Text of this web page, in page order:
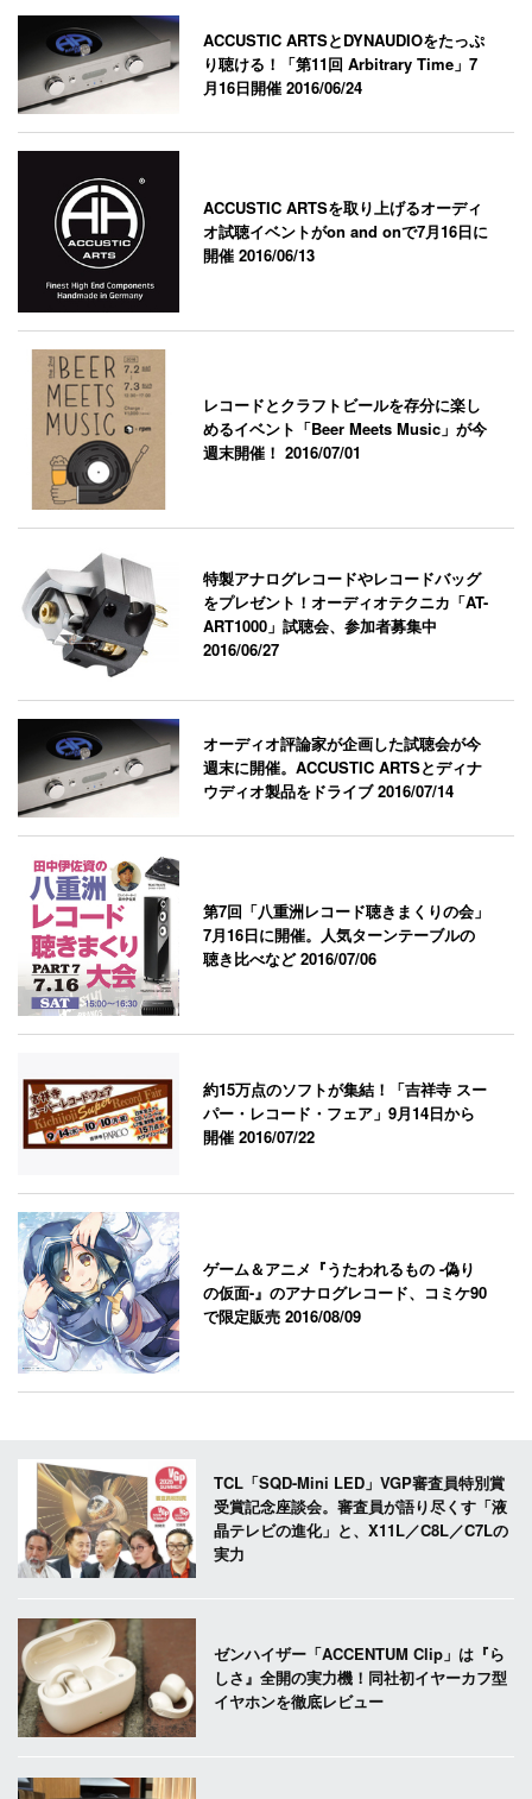
ACCUSTIC ARTSとDYNAUDIOをたっぷ
り聴ける！「第11回 Arbitrary Time」7
月16日開催2016/06/24
ACCUSTIC ARTSを取り上げるオーディ
オ試聴イベントがon and onで7月16日に
開催2016/06/13
レコードとクラフトビールを存分に楽し
めるイベント「Beer Meets Music」が今
週末開催！2016/07/01
特製アナログレコードやレコードバッグ
をプレゼント！オーディオテクニカ「AT-
ART1000」試聴会、参加者募集中
2016/06/27
オーディオ評論家が企画した試聴会が今
週末に開催。ACCUSTIC ARTSとディナ
ウディオ製品をドライブ2016/07/14
第7回「八重洲レコード聴きまくりの会」
7月16日に開催。人気ターンテーブルの
聴き比べなど2016/07/06
約15万点のソフトが集結！「吉祥寺 スー
パー・レコード・フェア」9月14日から
開催2016/07/22
ゲーム＆アニメ『うたわれるもの -偽り
の仮面-』のアナログレコード、コミケ90
で限定販売2016/08/09
TCL「SQD-Mini LED」VGP審査員特別賞
受賞記念座談会。審査員が語り尽くす「液
晶テレビの進化」と、X11L／C8L／C7Lの
実力
ゼンハイザー「ACCENTUM Clip」は『ら
しさ』全開の実力機！同社初イヤーカフ型
イヤホンを徹底レビュー